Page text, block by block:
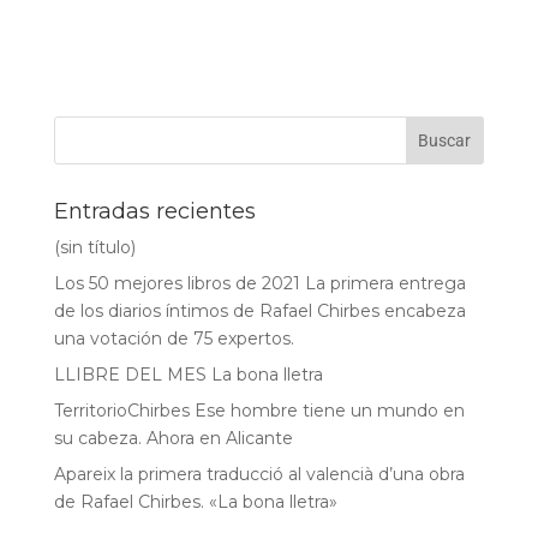
Entradas recientes
(sin título)
Los 50 mejores libros de 2021 La primera entrega
de los diarios íntimos de Rafael Chirbes encabeza
una votación de 75 expertos.
LLIBRE DEL MES La bona lletra
TerritorioChirbes Ese hombre tiene un mundo en
su cabeza. Ahora en Alicante
Apareix la primera traducció al valencià d’una obra
de Rafael Chirbes. «La bona lletra»